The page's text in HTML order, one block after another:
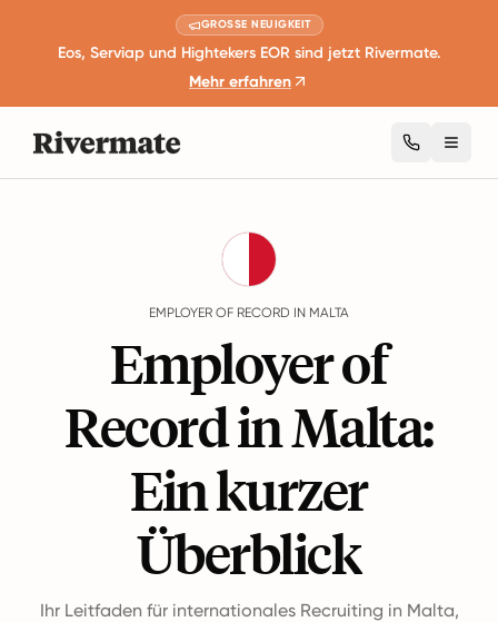
GROSSE NEUIGKEIT
Eos, Serviap und Hightekers EOR sind jetzt Rivermate.
Mehr erfahren
EMPLOYER OF RECORD IN MALTA
Employer of
Record in Malta:
Ein kurzer
Überblick
Ihr Leitfaden für internationales Recruiting in Malta,